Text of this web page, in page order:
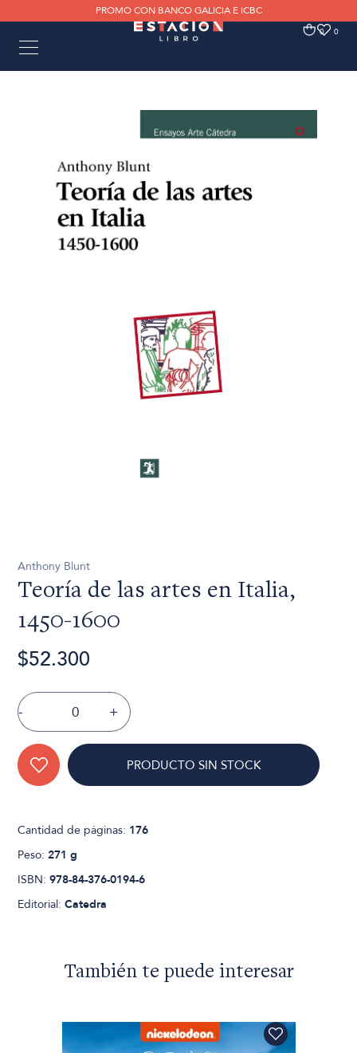
PROMO CON BANCO GALICIA E ICBC
0 0
Anthony Blunt
Teoría de las artes en Italia,
1450-1600
$52.300
- +
PRODUCTO SIN STOCK
Cantidad de páginas: 176
Peso:271 g
ISBN:978-84-376-0194-6
Editorial:Catedra
También te puede interesar